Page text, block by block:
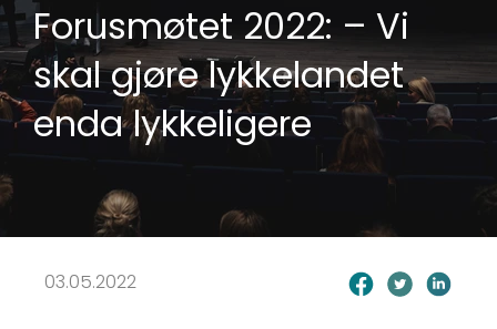
Forusmøtet 2022: – Vi
skal gjøre lykkelandet
enda lykkeligere
03.05.2022